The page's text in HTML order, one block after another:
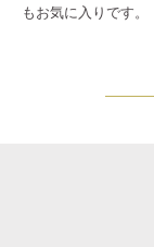
もお気に入りです。